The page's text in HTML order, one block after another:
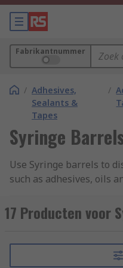
Fabrikantnummer
/ Adhesives,
Sealants &
Tapes
/
Syringe
Use Syringe barrels to
such as adhesives, oils
barrel or rounded tube.
pulled, liquid is drawn
Syringe barrels are
the front, which directs
17 Producten voor